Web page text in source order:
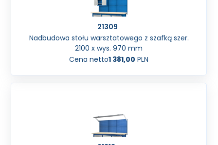
21309
Nadbudowa stołu warsztatowego z szafką szer.
2100 x wys. 970 mm
Cena netto1 381,00 PLN